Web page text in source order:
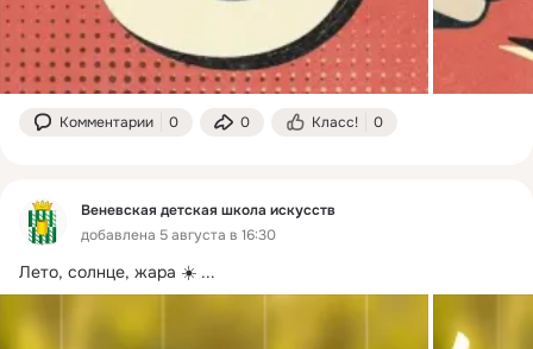
Комментарии 0 0 Класс! 0
Веневская детская школа искусств
добавлена 5 августа в 16:30
Лето, солнце, жара ☀️ ...